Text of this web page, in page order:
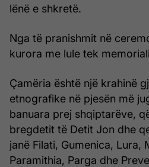
lënë e shkretë.
Nga të pranishmit në
kurora me lule tek
Çamëria është një krahinë
etnografike në pjesën më
banuara prej shqiptarëve,
bregdetit të Detit Jon dhe
janë Filati, Gumenica, Lura,
Paramithia, Parga dhe